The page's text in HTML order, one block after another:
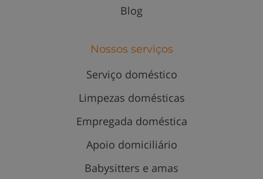
Blog
Nossos serviços
Serviço doméstico
Limpezas domésticas
Empregada doméstica
Apoio domiciliário
Babysitters e amas